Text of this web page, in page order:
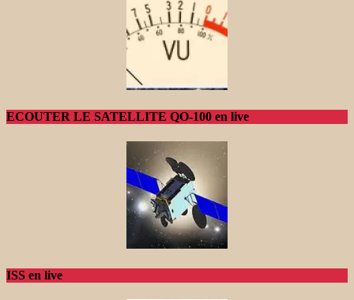
ECOUTER LE SATELLITE QO-100 en live
ISS en live